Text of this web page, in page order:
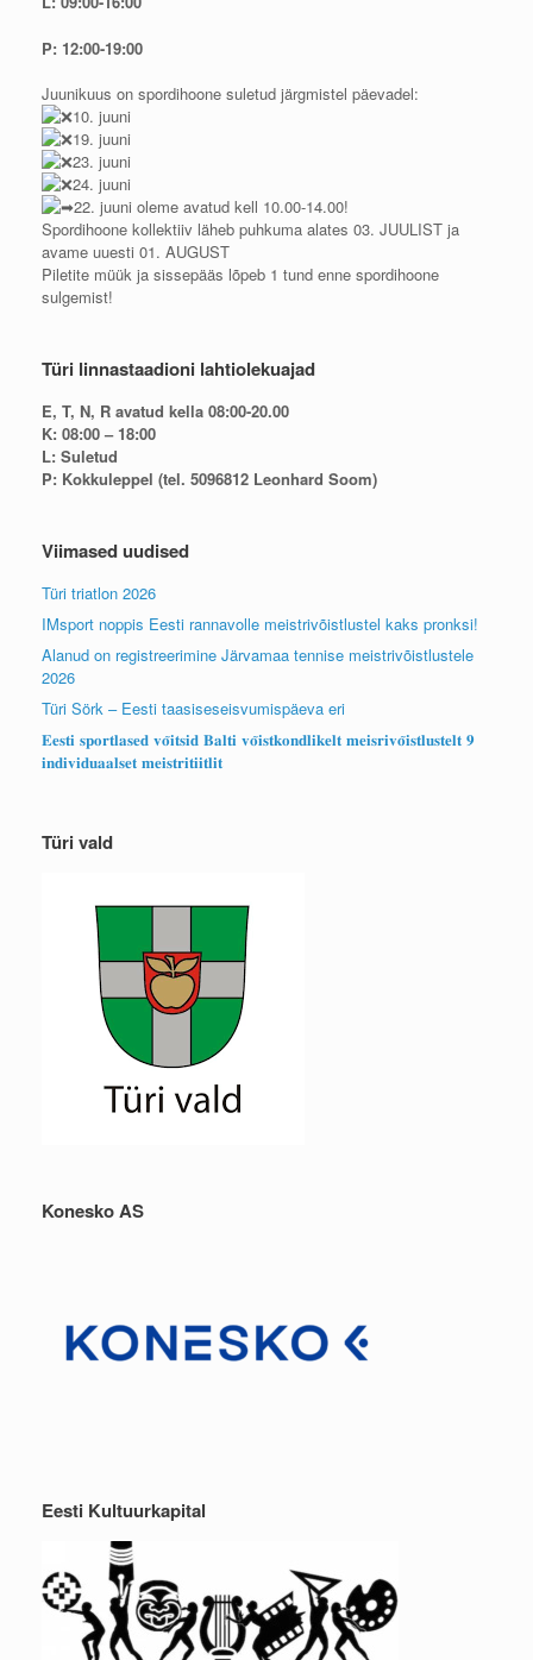
P: 12:00-19:00
Juunikuus on spordihoone suletud järgmistel päevadel:
10. juuni
19. juuni
23. juuni
24. juuni
22. juuni oleme avatud kell 10.00-14.00!
Spordihoone kollektiiv läheb puhkuma alates 03. JUULIST ja
avame uuesti 01. AUGUST
Piletite müük ja sissepääs lõpeb 1 tund enne spordihoone
sulgemist!
Türi linnastaadioni lahtiolekuajad
E, T, N, R avatud kella 08:00-20.00
K: 08:00 – 18:00
L: Suletud
P: Kokkuleppel (tel. 5096812 Leonhard Soom)
Viimased uudised
Türi triatlon 2026
IMsport noppis Eesti rannavolle meistrivõistlustel kaks pronksi!
Alanud on registreerimine Järvamaa tennise meistrivõistlustele
2026
Türi Sörk – Eesti taasiseseisvumispäeva eri
𝐄𝐞𝐬𝐭𝐢 𝐬𝐩𝐨𝐫𝐭𝐥𝐚𝐬𝐞𝐝 𝐯𝐨̃𝐢𝐭𝐬𝐢𝐝 𝐁𝐚𝐥𝐭𝐢 𝐯𝐨̃𝐢𝐬𝐭𝐤𝐨𝐧𝐝𝐥𝐢𝐤𝐞𝐥𝐭 𝐦𝐞𝐢𝐬𝐫𝐢𝐯𝐨̃𝐢𝐬𝐭𝐥𝐮𝐬𝐭𝐞𝐥𝐭 𝟗
𝐢𝐧𝐝𝐢𝐯𝐢𝐝𝐮𝐚𝐚𝐥𝐬𝐞𝐭 𝐦𝐞𝐢𝐬𝐭𝐫𝐢𝐭𝐢𝐢𝐭𝐥𝐢𝐭
Türi vald
Konesko AS
Eesti Kultuurkapital